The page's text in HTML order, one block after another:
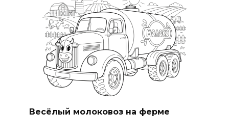
Весёлый молоковоз на ферме